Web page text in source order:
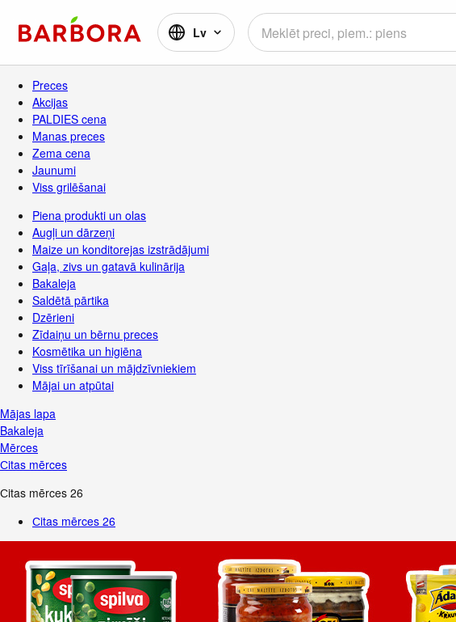
Lv
Preces
Akcijas
PALDIES cena
Manas preces
Zema cena
Jaunumi
Viss grilēšanai
Piena produkti un olas
Augļi un dārzeņi
Maize un konditorejas izstrādājumi
Gaļa, zivs un gatavā kulinārija
Bakaleja
Saldētā pārtika
Dzērieni
Zīdaiņu un bērnu preces
Kosmētika un higiēna
Viss tīrīšanai un mājdzīvniekiem
Mājai un atpūtai
Mājas lapa
Bakaleja
Mērces
Сitas mērces
Сitas mērces 26
Сitas mērces 26